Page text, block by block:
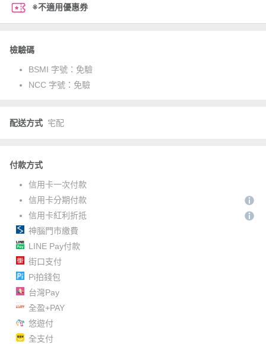
※不適用優惠券
檢驗碼
BSMI 字號： 免驗
NCC 字號： 免驗
配送方式 宅配
付款方式
信用卡一次付款
信用卡分期付款
信用卡紅利折抵
神腦門市繳費
LINE Pay付款
街口支付
Pi拍錢包
台灣Pay
全盈+PAY
悠遊付
全支付